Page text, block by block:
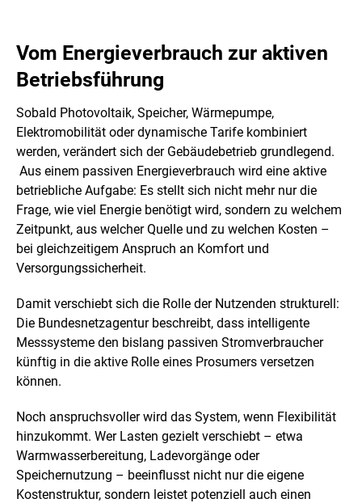
Vom Energieverbrauch zur aktiven
Betriebsführung
Sobald Photovoltaik, Speicher, Wärmepumpe,
Elektromobilität oder dynamische Tarife kombiniert
werden, verändert sich der Gebäudebetrieb grundlegend.
Aus einem passiven Energieverbrauch wird eine aktive
betriebliche Aufgabe: Es stellt sich nicht mehr nur die
Frage, wie viel Energie benötigt wird, sondern zu welchem
Zeitpunkt, aus welcher Quelle und zu welchen Kosten –
bei gleichzeitigem Anspruch an Komfort und
Versorgungssicherheit.
Damit verschiebt sich die Rolle der Nutzenden strukturell:
Die Bundesnetzagentur beschreibt, dass intelligente
Messsysteme den bislang passiven Stromverbraucher
künftig in die aktive Rolle eines Prosumers versetzen
können.
Noch anspruchsvoller wird das System, wenn Flexibilität
hinzukommt. Wer Lasten gezielt verschiebt – etwa
Warmwasserbereitung, Ladevorgänge oder
Speichernutzung – beeinflusst nicht nur die eigene
Kostenstruktur, sondern leistet potenziell auch einen